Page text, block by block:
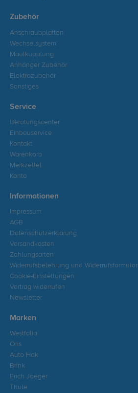
Zubehör
Anschraubplatten
Wechselsystem
Maulkupplung
Anhänger Zubehör
Elektrozubehör
Sonstiges
Service
Beratungscenter
Einbauservice
Kontakt
Warenkorb
Merkzettel
Konto
Informationen
Impressum
AGB
Datenschutzerklärung
Versandkosten
Zahlungsarten
Widerrufsbelehrung und Widerrufsformular
Cookie-Einstellungen
Vertrag widerrufen
Newsletter
Marken
Westfalia
Oris
Auto Hak
Brink
Erich Jaeger
Thule